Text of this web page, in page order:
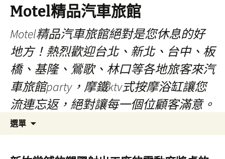
Motel精品汽車旅館
Motel精品汽車旅館絕對是您休息的好
地方！熱烈歡迎台北、新北、台中、板
橋、基隆、鶯歌、林口等各地旅客來汽
車旅館party，摩鐵ktv式按摩浴缸讓您
流連忘返，絕對讓每一個位顧客滿意。
選單
容
鍵